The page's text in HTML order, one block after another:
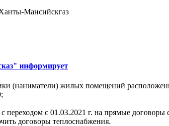
Мансийскгаз
информирует
(наниматели) жилых помещений
переходом с 01.03.2021 г. на прямые
договоры теплоснабжения.